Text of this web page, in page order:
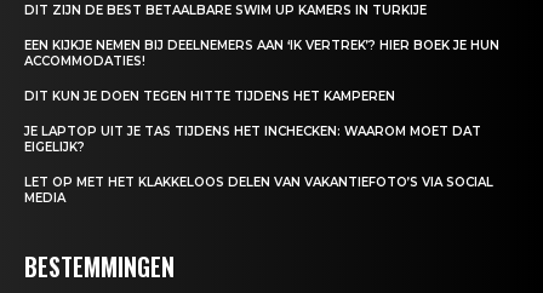
DIT ZIJN DE BEST BETAALBARE SWIM UP KAMERS IN TURKIJE
EEN KIJKJE NEMEN BIJ DEELNEMERS AAN ‘IK VERTREK’? HIER BOEK JE HUN
ACCOMMODATIES!
DIT KUN JE DOEN TEGEN HITTE TIJDENS HET KAMPEREN
JE LAPTOP UIT JE TAS TIJDENS HET INCHECKEN: WAAROM MOET DAT
EIGELIJK?
LET OP MET HET KLAKKELOOS DELEN VAN VAKANTIEFOTO’S VIA SOCIAL
MEDIA
BESTEMMINGEN